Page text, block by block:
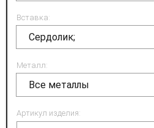
Вставка:
Сердолик;
Металл:
Все металлы
Артикул изделия: